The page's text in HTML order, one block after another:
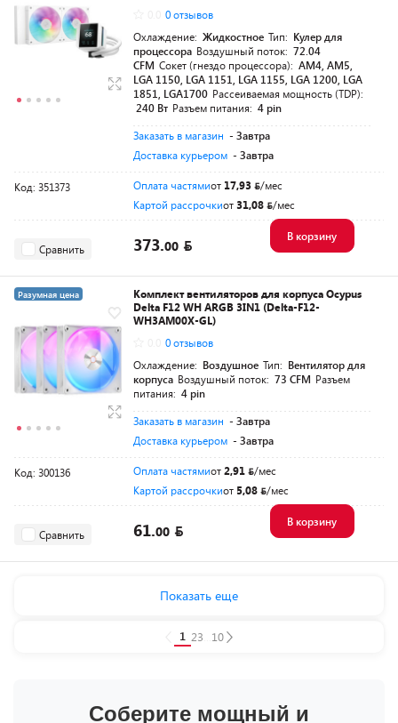
0 отзывов
Охлаждение: Жидкостное Тип: Кулер для
процессора Воздушный поток: 72.04
CFM Сокет (гнездо процессора): AM4, AM5,
LGA 1150, LGA 1151, LGA 1155, LGA 1200, LGA
1851, LGA1700 Рассеиваемая мощность (TDP):
240 Вт Разъем питания: 4 pin
Заказать в магазин - Завтра
Доставка курьером - Завтра
Код: 351373 Оплата частямиот 17,93
/мес
Картой рассрочкиот31,08 /мес
Сравнить 373.00
В корзину
Разумная цена
Комплект вентиляторов для корпуса Ocypus
Delta F12 WH ARGB 3IN1 (Delta-F12-
WH3AM00X-GL)
0 отзывов
Охлаждение: Воздушное Тип: Вентилятор для
корпуса Воздушный поток: 73 CFM Разъем
питания: 4 pin
Заказать в магазин - Завтра
Доставка курьером - Завтра
Код: 300136 Оплата частямиот2,91
/мес
Картой рассрочкиот 5,08 /мес
Сравнить 61.00
В корзину
Показать еще
1 23 10
Соберите мощный и